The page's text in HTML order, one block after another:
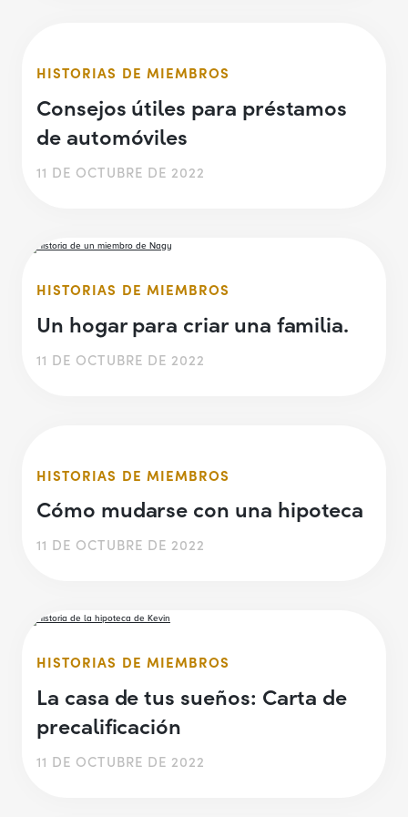
HISTORIAS DE MIEMBROS
Consejos útiles para préstamos
de automóviles
11 DE OCTUBRE DE 2022
HISTORIAS DE MIEMBROS
Un hogar para criar una familia.
11 DE OCTUBRE DE 2022
HISTORIAS DE MIEMBROS
Cómo mudarse con una hipoteca
11 DE OCTUBRE DE 2022
HISTORIAS DE MIEMBROS
La casa de tus sueños: Carta de
precalificación
11 DE OCTUBRE DE 2022